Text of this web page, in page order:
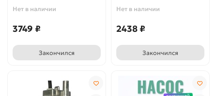
Нет в наличии
3749 ₽
Закончился
Нет в наличии
2438 ₽
Закончился